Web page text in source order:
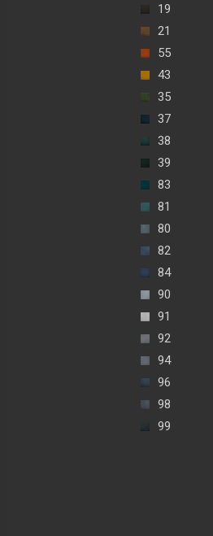
19
21
55
43
35
37
38
39
83
81
80
82
84
90
91
92
94
96
98
99